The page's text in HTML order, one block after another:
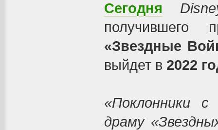
Сегодня
получившего
«Звездные
выйдет в 2022
«Поклонники
драму